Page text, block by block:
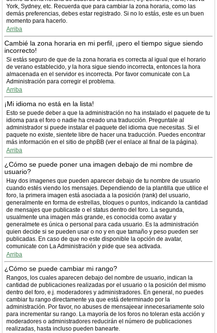
York, Sydney, etc. Recuerda que para cambiar la zona horaria, como las
demás preferencias, debes estar registrado. Si no lo estás, este es un buen
momento para hacerlo.
Arriba
Cambié la zona horaria en mi perfil, ¡pero el tiempo sigue siendo
incorrecto!
Si estás seguro de que de la zona horaria es correcta al igual que el horario
de verano establecido, y la hora sigue siendo incorrecta, entonces la hora
almacenada en el servidor es incorrecta. Por favor comunicate con La
Administración para corregir el problema.
Arriba
¡Mi idioma no está en la lista!
Esto se puede deber a que la administración no ha instalado el paquete de tu
idioma para el foro o nadie ha creado una traducción. Preguntale al
administrador si puede instalar el paquete del idioma que necesitas. Si el
paquete no existe, sientete libre de hacer una traducción. Puedes encontrar
más información en el sitio de phpBB (ver el enlace al final de la página).
Arriba
¿Cómo se puede poner una imagen debajo de mi nombre de
usuario?
Hay dos imagenes que pueden aparecer debajo de tu nombre de usuario
cuando estés viendo los mensajes. Dependiendo de la plantilla que utilice el
foro, la primera imagen está asociada a la posición (rank) del usuario,
generalmente en forma de estrellas, bloques o puntos, indicando la cantidad
de mensajes que publicaste o el status dentro del foro. La segunda,
usualmente una imagen más grande, es conocida como avatar y
generalmete es única o personal para cada usuario. Es la administración
quien decide si se pueden usar o no y en que tamaño y peso pueden ser
publicadas. En caso de que no este disponible la opción de avatar,
comunicate con La Administración y pide que sea activada.
Arriba
¿Cómo se puede cambiar mi rango?
Rangos, los cuales aparecen debajo del nombre de usuario, indican la
cantidad de publicaciones realizadas por el usuario o la posición del mismo
dentro del foro, e.j. moderadores y administradores. En general, no puedes
cambiar tu rango directamente ya que está determinado por la
administración. Por favor, no abuses de mensajeear innecesariamente solo
para incrementar su rango. La mayoría de los foros no toleran esta acción y
moderadores o administradores reducirán el número de publicaciones
realizadas, hasta incluso pueden banearte.